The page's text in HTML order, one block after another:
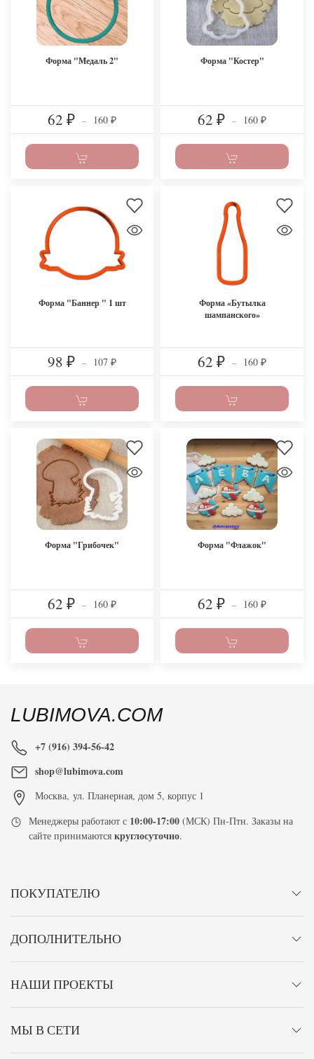
Форма "Медаль 2"
62 ₽ – 160 ₽
Форма "Костер"
62 ₽ – 160 ₽
Форма "Баннер " 1 шт
98 ₽ – 107 ₽
Форма «Бутылка
шампанского»
62 ₽ – 160 ₽
Форма "Грибочек"
62 ₽ – 160 ₽
Форма "Флажок"
62 ₽ – 160 ₽
LUBIMOVA.COM
+7 (916) 394-56-42
shop@lubimova.com
Москва, ул. Планерная, дом 5, корпус 1
Менеджеры работают с 10:00-17:00 (МСК) Пн-Птн. Заказы на
сайте принимаютсякруглосуточно.
ПОКУПАТЕЛЮ
ДОПОЛНИТЕЛЬНО
НАШИ ПРОЕКТЫ
МЫ В СЕТИ